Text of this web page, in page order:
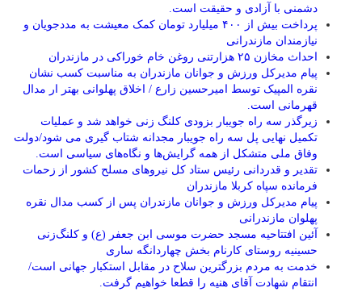
دشمنی با آزادی و حقیقت است.
پرداخت بیش از ۴۰۰ میلیارد تومان کمک معیشت به مددجویان و
نیازمندان مازندرانی
احداث مخازن ۲۵ هزارتنی روغن خام خوراکی در مازندران
پیام مدیرکل ورزش و جوانان مازندران به مناسبت کسب نشان
نقره المپیک توسط امیرحسین زارع / اخلاق پهلوانی بهتر ار مدال
قهرمانی است.
زیرگذر سه راه جویبار بزودی کلنگ زنی خواهد شد و عملیات
تکمیل نهایی پل سه راه جویبار مجدانه شتاب گیری می شود/دولت
وفاق ملی متشکل از همه گرایش‌ها و نگاه‌های سیاسی است.
تقدیر و قدردانی رئیس ستاد کل نیرو‌های مسلح کشور از زحمات
فرمانده سپاه کربلا مازندران
پیام مدیرکل ورزش و جوانان مازندران پس از کسب مدال نقره
پهلوان مازندرانی
آئین افتتاحیه مسجد حضرت موسی ابن جعفر (ع) و کلنگ‌زنی
حسینیه روستای کارنام بخش چهاردانگه ساری
خدمت به مردم بزرگترین سلاح در مقابل استکبار جهانی است/
انتقام شهادت آقای هنیه را قطعا خواهیم گرفت.